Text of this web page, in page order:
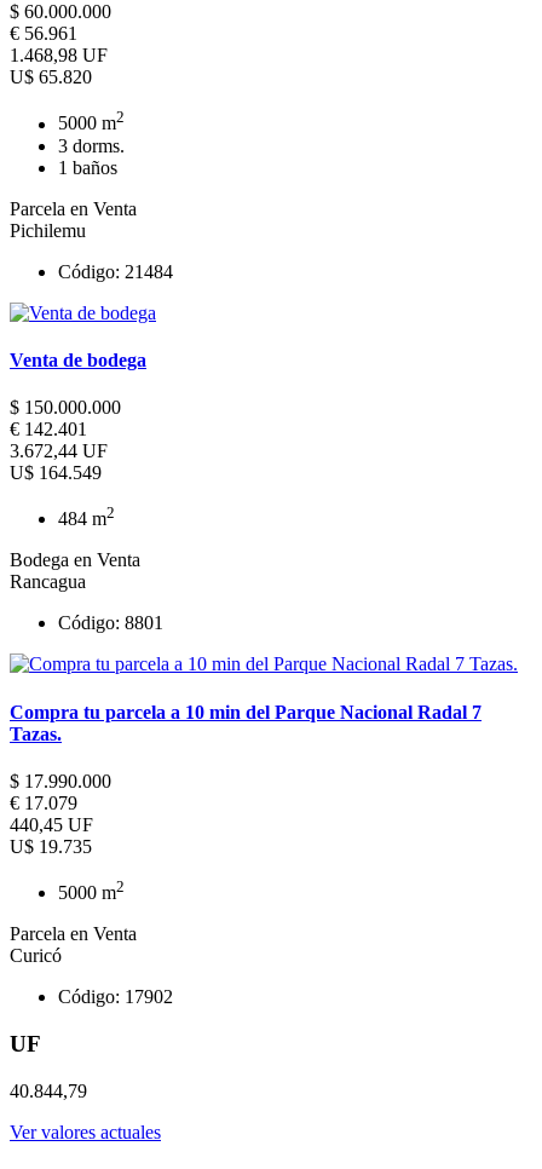
$ 60.000.000
€ 56.961
1.468,98 UF
U$ 65.820
5000 m2
3 dorms.
1 baños
Parcela en Venta
Pichilemu
Código: 21484
Venta de bodega
$ 150.000.000
€ 142.401
3.672,44 UF
U$ 164.549
484 m2
Bodega en Venta
Rancagua
Código: 8801
Compra tu parcela a 10 min del Parque Nacional Radal 7
Tazas.
$ 17.990.000
€ 17.079
440,45 UF
U$ 19.735
5000 m2
Parcela en Venta
Curicó
Código: 17902
UF
40.844,79
Ver valores actuales